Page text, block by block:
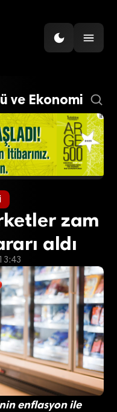
ve Ekonomi
zam
aldı
enflasyon ile